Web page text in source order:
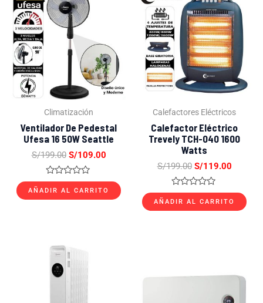
Climatización
Ventilador De Pedestal
Ufesa 16 50W Seattle
S/199.00
original
era:
S/199.00.
S/109.00
Valorado
con
0
AÑADIR AL CARRITO
Calefactores Eléctricos
Calefactor Eléctrico
Trevely TCH-040 1600
Watts
S/199.00
original
era:
S/199.00.
S/119.00
actual
es:
S/
Valorado
con
0
AÑADIR AL CARRITO
precio
original
S/299.00.
era:
es: